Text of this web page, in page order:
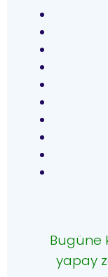
Bugüne
yapay